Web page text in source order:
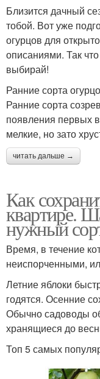
Близится дачный
тобой. Вот уже
огурцов для
описаниями. Так
выбирай!
Ранние сорта
Ранние сорта
появления первых
мелкие, но зато
читать дальше →
Как
квартире.
нужный
Время, в течение
неиспорченными,
Летние яблоки
годятся. Осенние
Обычно садоводы
хранящиеся до
Топ 5 самых